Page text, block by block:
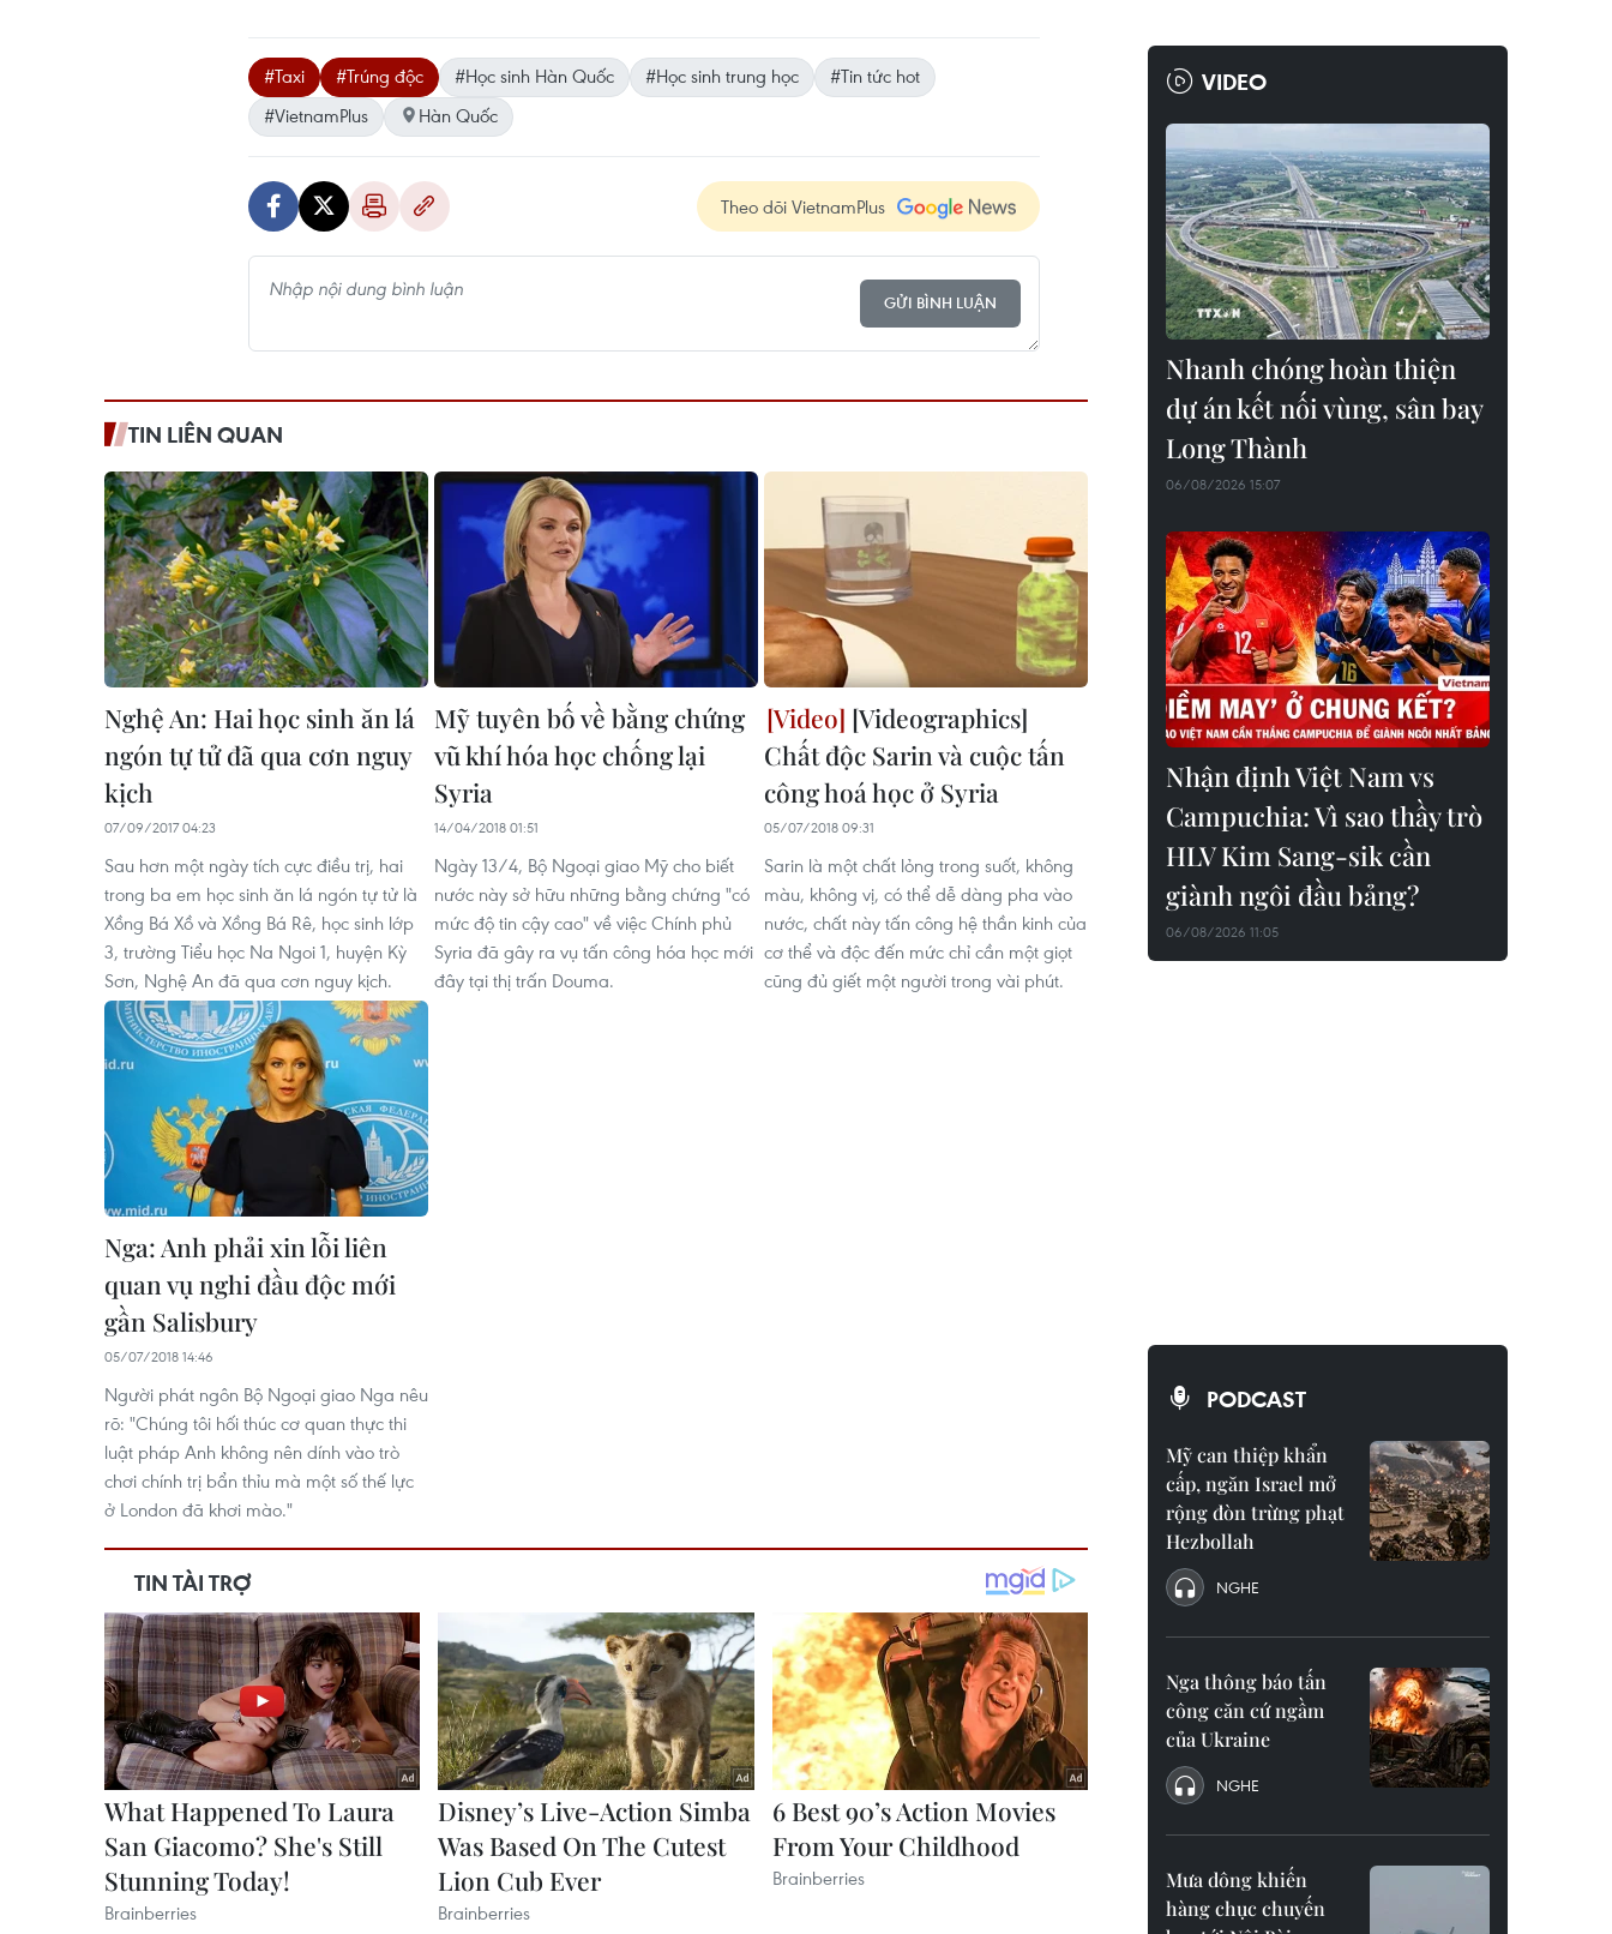
#Taxi #Trúng độc #Học sinh Hàn Quốc #Học sinh trung học
#Tin tức hot
#VietnamPlus
Hàn Quốc
Theo dõi VietnamPlus
GỬI BÌNH LUẬN
TIN LIÊN QUAN
Nghệ An: Hai học sinh ăn lá
ngón tự tử đã qua cơn nguy
kịch
07/09/2017 04:23
Sau hơn một ngày tích cực điều trị, hai
trong ba em học sinh ăn lá ngón tự tử là
Xồng Bá Xồ và Xồng Bá Rê, học sinh lớp
3, trường Tiểu học Na Ngoi 1, huyện Kỳ
Sơn, Nghệ An đã qua cơn nguy kịch.
Mỹ tuyên bố về bằng chứng
vũ khí hóa học chống lại
Syria
14/04/2018 01:51
Ngày 13/4, Bộ Ngoại giao Mỹ cho biết
nước này sở hữu những bằng chứng "có
mức độ tin cậy cao" về việc Chính phủ
Syria đã gây ra vụ tấn công hóa học mới
đây tại thị trấn Douma.
[Videographics]
Chất độc Sarin và cuộc tấn
công hoá học ở Syria
05/07/2018 09:31
Sarin là một chất lỏng trong suốt, không
màu, không vị, có thể dễ dàng pha vào
nước, chất này tấn công hệ thần kinh của
cơ thể và độc đến mức chỉ cần một giọt
cũng đủ giết một người trong vài phút.
Nga: Anh phải xin lỗi liên
quan vụ nghi đầu độc mới
gần Salisbury
05/07/2018 14:46
Người phát ngôn Bộ Ngoại giao Nga nêu
rõ: "Chúng tôi hối thúc cơ quan thực thi
luật pháp Anh không nên dính vào trò
chơi chính trị bẩn thỉu mà một số thế lực
ở London đã khơi mào."
VIDEO
Nhanh chóng hoàn thiện
dự án kết nối vùng, sân bay
Long Thành
06/08/2026 15:07
Nhận định Việt Nam vs
Campuchia: Vì sao thầy trò
HLV Kim Sang-sik cần
giành ngôi đầu bảng?
06/08/2026 11:05
PODCAST
Mỹ can thiệp khẩn
cấp, ngăn Israel mở
rộng đòn trừng phạt
Hezbollah
NGHE
Nga thông báo tấn
công căn cứ ngầm
của Ukraine
NGHE
Mưa dông khiến
hàng chục chuyến